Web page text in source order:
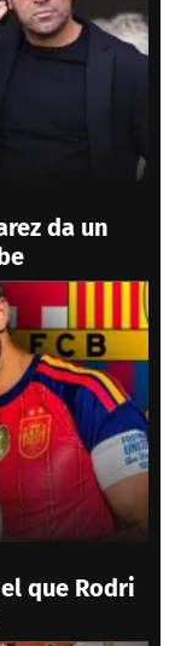
da un
que Rodri